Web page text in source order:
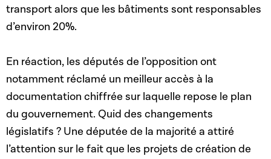
transport alors que les bâtiments sont responsables
d’environ 20%.
En réaction, les députés de l’opposition ont
notamment réclamé un meilleur accès à la
documentation chiffrée sur laquelle repose le plan
du gouvernement. Quid des changements
législatifs ? Une députée de la majorité a attiré
l’attention sur le fait que les projets de création de